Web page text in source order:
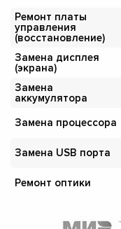
Ремонт платы
управления
(восстановление)
Замена дисплея
(экрана)
Замена
аккумулятора
Замена процессора
Замена USB порта
Ремонт оптики